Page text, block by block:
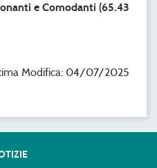
e Comodanti (65.43
Modifica: 04/07/2025